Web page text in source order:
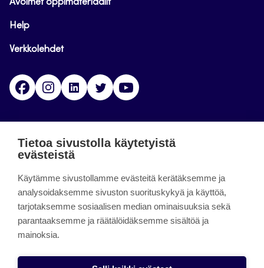
Avoimet oppimateriaalit
Help
Verkkolehdet
FacebookInstagramLinkedinTwitter
päättynyt 11.9.2023.
About the site
Käyttöehdot
Saavutettavuusseloste
Tietoa sivustolla käytetyistä
evästeistä
Käytämme sivustollamme evästeitä kerätäksemme ja
analysoidaksemme sivuston suorituskykyä ja käyttöä,
tarjotaksemme sosiaalisen median ominaisuuksia sekä
parantaaksemme ja räätälöidäksemme sisältöä ja
mainoksia.